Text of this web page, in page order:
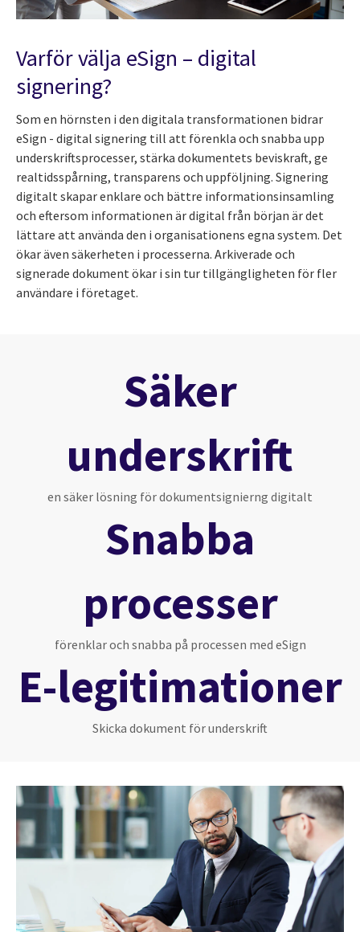
Varför välja eSign – digital
signering?
Som en hörnsten i den digitala transformationen bidrar
eSign - digital signering till att förenkla och snabba upp
underskriftsprocesser, stärka dokumentets beviskraft, ge
realtidsspårning, transparens och uppföljning. Signering
digitalt skapar enklare och bättre informationsinsamling
och eftersom informationen är digital från början är det
lättare att använda den i organisationens egna system. Det
ökar även säkerheten i processerna. Arkiverade och
signerade dokument ökar i sin tur tillgängligheten för fler
användare i företaget.
Säker
underskrift
en säker lösning för dokumentsignierng digitalt
Snabba
processer
förenklar och snabba på processen med eSign
E-legitimationer
Skicka dokument för underskrift